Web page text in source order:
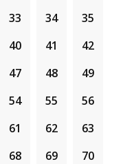
33 34
35
40 41
42
47 48
49
54 55
56
61 62
63
68 69
70